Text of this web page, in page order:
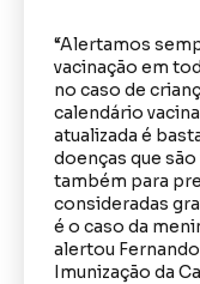
“Alertamos
vacinação em
no caso de
calendário
atualizada é
doenças que
também para
consideradas
é o caso da
alertou
Imunização da